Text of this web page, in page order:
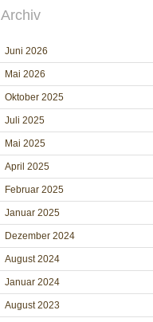
Archiv
Juni 2026
Mai 2026
Oktober 2025
Juli 2025
Mai 2025
April 2025
Februar 2025
Januar 2025
Dezember 2024
August 2024
Januar 2024
August 2023